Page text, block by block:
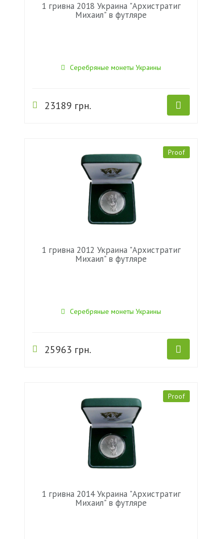
1 гривна 2018 Украина "Архистратиг
Михаил" в футляре
Серебряные монеты Украины
23189 грн.
Proof
1 гривна 2012 Украина "Архистратиг
Михаил" в футляре
Серебряные монеты Украины
25963 грн.
Proof
1 гривна 2014 Украина "Архистратиг
Михаил" в футляре